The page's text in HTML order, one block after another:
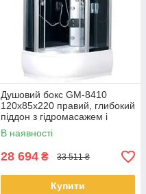
Душовий бокс GM-8410
120x85x220 правий, глибокий
піддон з гідромасажем і
електронікою
В наявності
28 694 ₴ 33 511 ₴
Купити